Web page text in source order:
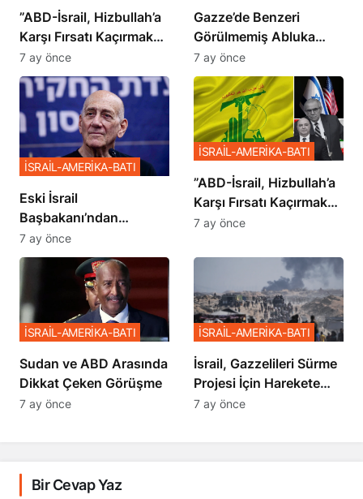
​​​​​​​”ABD-İsrail, Hizbullah’a
Karşı Fırsatı Kaçırmak
İstemiyor”
7 ay önce
​​​​​​​Gazze’de Benzeri
Görülmemiş Abluka
Planı
7 ay önce
Eski İsrail
Başbakanı’ndan
Netanyahu’ya Ağır
Sözler
İSRAİL-AMERİKA-BATI
7 ay önce
​​​​​​​”ABD-İsrail, Hizbullah’a
Karşı Fırsatı Kaçırmak
İstemiyor”
İSRAİL-AMERİKA-BATI
7 ay önce
Sudan ve ABD Arasında
Dikkat Çeken Görüşme
İSRAİL-AMERİKA-BATI
7 ay önce
İsrail, Gazzelileri Sürme
Projesi İçin Harekete
Geçti
İSRAİL-AMERİKA-BATI
7 ay önce
Bir Cevap Yaz